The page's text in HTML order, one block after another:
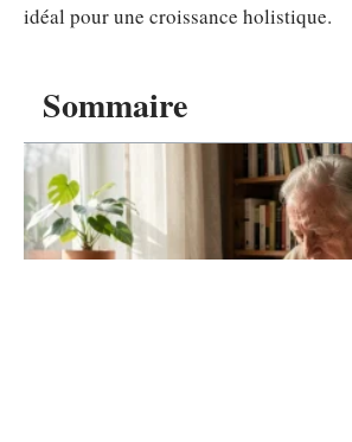
Sommaire
idéal pour une croissance holistique.